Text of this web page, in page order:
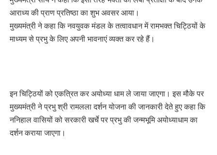
आराध्य की प्राण प्रतिष्ठा का शुभ अवसर आया।
मुख्यमंत्री ने कहा कि नवयुवक मंडल के तत्वावधान में रामभक्त चिट्ठियों के
माध्यम से प्रभु के लिए अपनी भावनाएं व्यक्त कर रहे हैं।
इन चिट्ठियों को एकत्रित कर अयोध्या धाम ले जाया जाएगा। इस मौके पर
मुख्यमंत्री ने प्रभु श्री रामलला दर्शन योजना की जानकारी देते हुए कहा कि
ननिहाल वासियों को सरकारी खर्चे पर प्रभु की जन्मभूमि अयोध्याधाम का
दर्शन कराया जाएगा।